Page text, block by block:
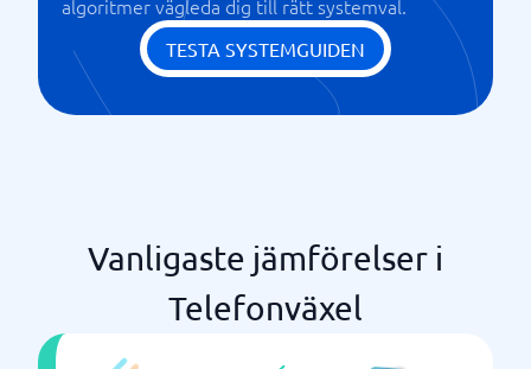
Talsvar (IVR – Interactive Voice Response)
Talsvarsmeny med Knappval
Vidarekoppling av Pågående Samtal
Öppettider & Tidsstyrning
algoritmer vägleda dig till rätt systemval.
TESTA SYSTEMGUIDEN
Vanligaste jämförelser i
Telefonväxel